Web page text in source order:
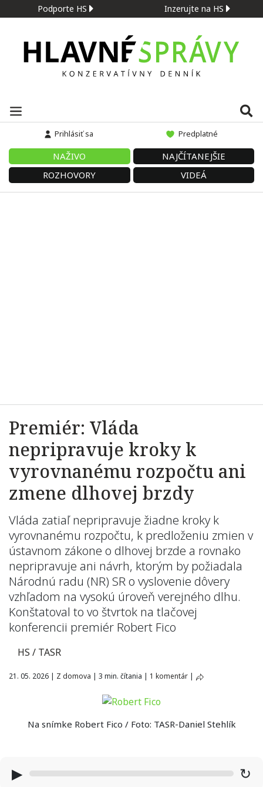
Podporte HS Inzerujte na HS
Prihlásiť sa Predplatné
NAŽIVO
NAJČÍTANEJŠIE
ROZHOVORY
VIDEÁ
Premiér: Vláda
nepripravuje kroky k
vyrovnanému rozpočtu ani
zmene dlhovej brzdy
Vláda zatiaľ nepripravuje žiadne kroky k
vyrovnanému rozpočtu, k predloženiu zmien v
ústavnom zákone o dlhovej brzde a rovnako
nepripravuje ani návrh, ktorým by požiadala
Národnú radu (NR) SR o vyslovenie dôvery
vzhľadom na vysokú úroveň verejného dlhu.
Konštatoval to vo štvrtok na tlačovej
konferencii premiér Robert Fico
HS / TASR
21. 05. 2026 | Z domova | 3 min. čítania | 1 komentár |
Na snímke Robert Fico / Foto: TASR-Daniel Stehlík
▶ ↻